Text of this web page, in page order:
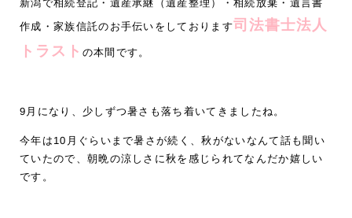
新潟で相続登記・遺産承継（遺産整理）・相続放棄・遺言書
作成・家族信託のお手伝いをしております司法書士法人
トラスト の本間です。
9月になり、少しずつ暑さも落ち着いてきましたね。
今年は10月ぐらいまで暑さが続く、秋がないなんて話も聞い
ていたので、朝晩の涼しさに秋を感じられてなんだか嬉しい
です。